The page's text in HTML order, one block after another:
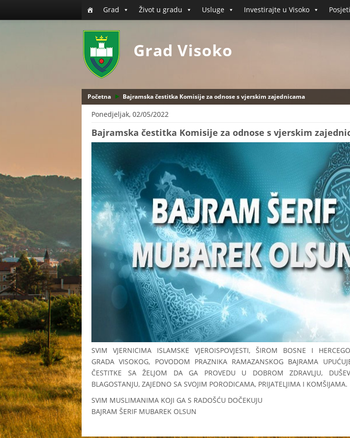
Grad Život u gradu Usluge Investirajte u Visoko
Grad Visoko
Početna Bajramska čestitka Komisije za odnose s vjerskim zajednicama
Ponedjeljak, 02/05/2022
Bajramska čestitka Komisije za odnose s vjerskim
SVIM VJERNICIMA ISLAMSKE VJEROISPOVJESTI, ŠIROM BOSNE I
GRADA VISOKOG, POVODOM PRAZNIKA RAMAZANSKOG BAJRAMA
ČESTITKE SA ŽELJOM DA GA PROVEDU U DOBROM ZDRAVLJU,
BLAGOSTANJU, ZAJEDNO SA SVOJIM PORODICAMA, PRIJATELJIMA I KOMŠIJAMA.
SVIM MUSLIMANIMA KOJI GA S RADOŠĆU DOČEKUJU
BAJRAM ŠERIF MUBAREK OLSUN